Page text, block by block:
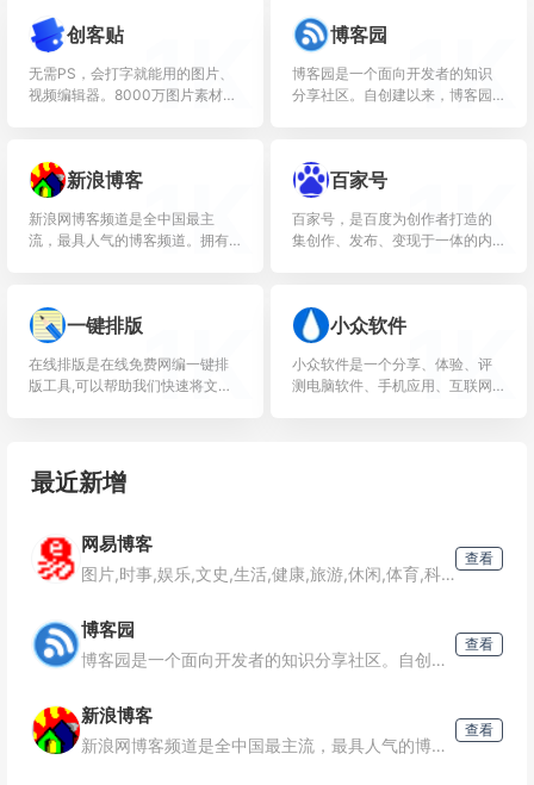
片水印、一键排版等功能，轻松
编...
创客贴
无需PS，会打字就能用的图片、
视频编辑器。8000万图片素材在
不求人，商用有版权
1K 博客园
博客园是一个面向开发者的知识
分享社区。自创建以来，博客园
并帮助开发者通过互联网分享知
识，...
1K
新浪博客
新浪网博客频道是全中国最主
流，最具人气的博客频道。拥有
客，最自我的草根博客!
1K 百家号
百家号，是百度为创作者打造的
集创作、发布、变现于一体的内
1K
一键排版
在线排版是在线免费网编一键排
版工具,可以帮助我们快速将文本,
1K 小众软件
小众软件是一个分享、体验、评
测电脑软件、手机应用、互联网
1K
最近新增
网易博客
图片,时事,娱乐,文史,生活,健康,旅游,休闲,体育,科技,财经,汽车,艺术,新锐人文生活
查看
博客园
博客园是一个面向开发者的知识分享社区。自创建以来，博客园一直致力并专注于为开发者打造一个纯净的技术交流社区，推动并帮助开发者通过互联网分享知识，从而让更多开发者从中受益。博客园的使命是帮助开发者用代码
查看
新浪博客
新浪网博客频道是全中国最主流，最具人气的博客频道。拥有最耀眼的娱乐明星博客、最知性的名人博客、最动人的情感博客，最自我的草根博客!
查看